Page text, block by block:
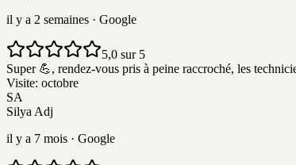
il y a 2 semaines · Google
5,0 sur 5
Super 💪, rendez-vous pris à peine raccroché, les
Visite: octobre
SA
Silya Adj
il y a 7 mois · Google